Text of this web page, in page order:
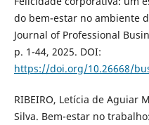
do bem-estar no ambiente
Journal of Professional
p. 1-44, 2025. DOI:
https://doi.org/10.26668/
RIBEIRO, Letícia de Aguiar
Silva. Bem-estar no